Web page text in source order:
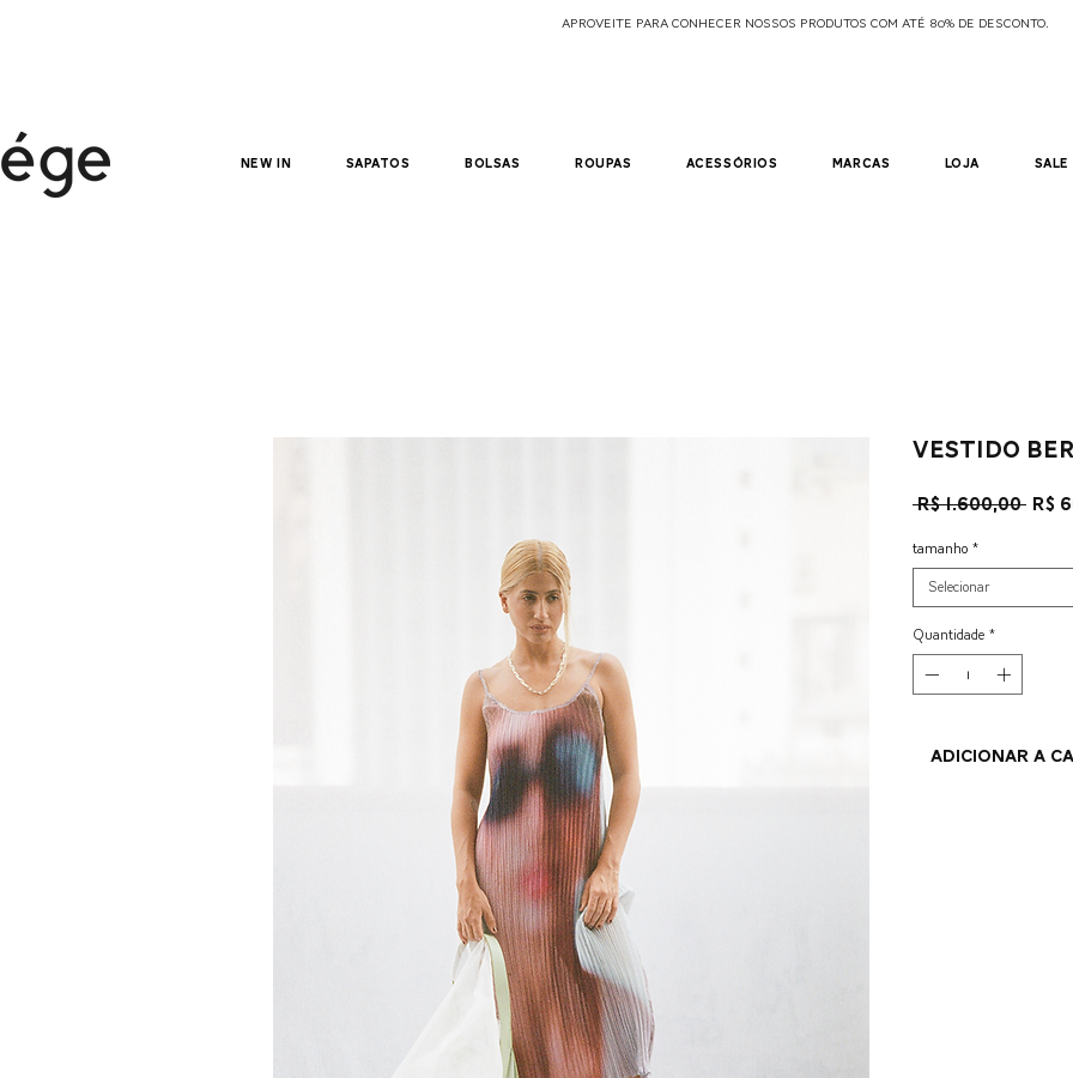
APROVEITE PARA CONHECER NOSSOS PRODUTOS COM ATÉ 80% DE DESCONTO.
NEW IN sapatos bolsas roupas acessórios marcas loja sale
vestido
R$ 1.600,00 R$
tamanho *
Selecionar
Quantidade *
ADICIONAR A